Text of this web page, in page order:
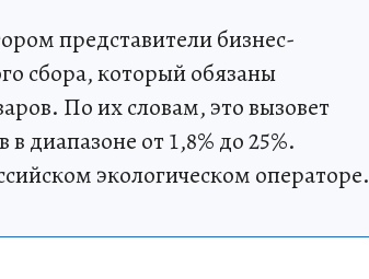
представители бизнес-
сбора, который обязаны
По их словам, это вызовет
диапазоне от 1,8% до 25%.
экологическом операторе.